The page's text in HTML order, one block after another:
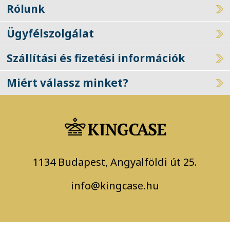
Rólunk
Ügyfélszolgálat
Szállítási és fizetési információk
Miért válassz minket?
1134 Budapest, Angyalföldi út 25.
info@kingcase.hu